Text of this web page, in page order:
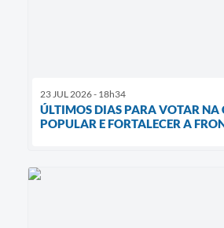
23 JUL 2026 - 18h34
ÚLTIMOS DIAS PARA VOTAR NA
POPULAR E FORTALECER A